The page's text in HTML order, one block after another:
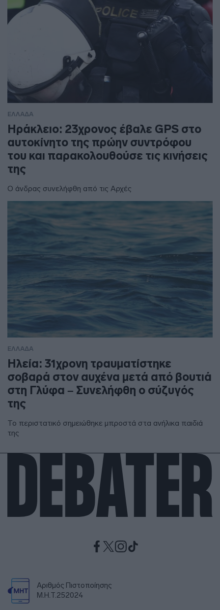
ΕΛΛΑΔΑ
Ηράκλειο: 23χρονος έβαλε GPS στο
αυτοκίνητο της πρώην συντρόφου
του και παρακολουθούσε τις κινήσεις
της
Ο άνδρας συνελήφθη από τις Αρχές
ΕΛΛΑΔΑ
Ηλεία: 31χρονη τραυματίστηκε
σοβαρά στον αυχένα μετά από βουτιά
στη Γλύφα – Συνελήφθη ο σύζυγός
της
Το περιστατικό σημειώθηκε μπροστά στα ανήλικα παιδιά
της
Αριθμός Πιστοποίησης
Μ.Η.Τ.252024